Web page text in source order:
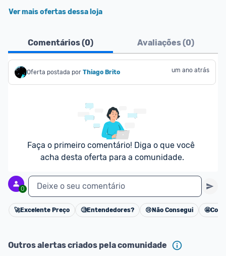
Ver mais ofertas dessa loja
Comentários (0) Avaliações (0)
Oferta postada por Thiago Brito um ano atrás
Faça o primeiro comentário! Diga o que você
acha desta oferta para a comunidade.
0 Deixe o seu comentário
Cancelar
🚀Excelente Preço 🧐Entendedores? 😢 Não Consegui 🤩
Outros alertas criados pela comunidade